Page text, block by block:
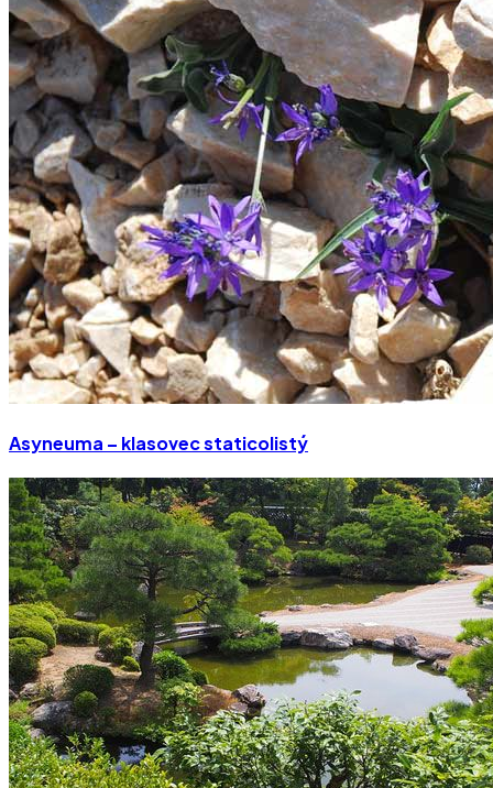
Asyneuma – klasovec staticolistý